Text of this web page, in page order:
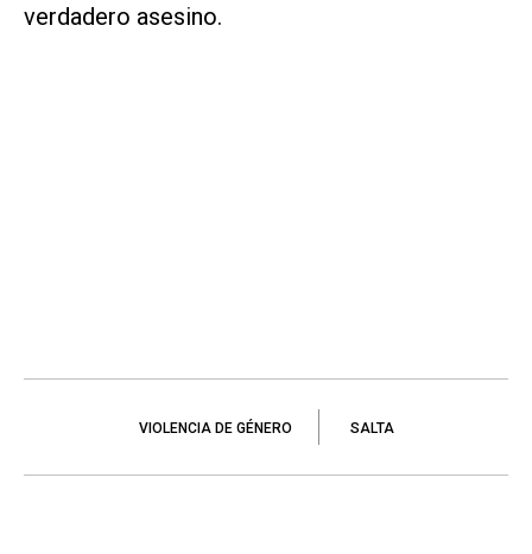
verdadero asesino.
VIOLENCIA DE GÉNERO SALTA